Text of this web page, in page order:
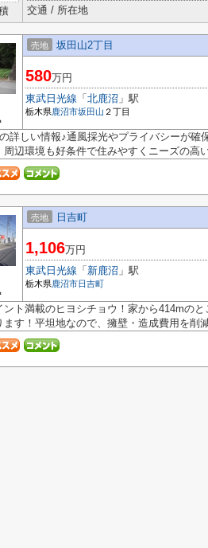
交通 / 所在地
売地 坂田山2丁目
580万円
東武日光線 「 北鹿沼 」駅
栃木県鹿沼市坂田山 ２丁目
詳しい情報♪通風採光やプライバシーが
周辺環境も好条件で住みやすくニーズの高
売地 日吉町
1,106万円
東武日光線 「 新鹿沼 」駅
栃木県鹿沼市日吉町
ント満載のヒヨシチョウ！家から414mの
ます！平坦地なので、擁壁・造成費用を削